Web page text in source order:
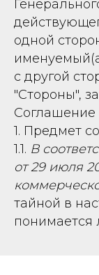
одной
с другой
"Стороны",
1. Предмет
1.1. В
от 29 июля
тайной в
понимается